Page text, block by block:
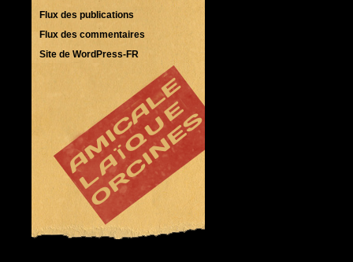
Flux des publications
Flux des commentaires
Site de WordPress-FR